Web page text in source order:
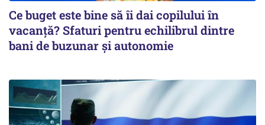
Ce buget este bine să îi dai copilului în
vacanță? Sfaturi pentru echilibrul dintre
bani de buzunar și autonomie